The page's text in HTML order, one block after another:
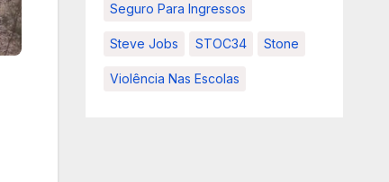
Seguro Para Ingressos
Steve Jobs STOC34 Stone
Violência Nas Escolas